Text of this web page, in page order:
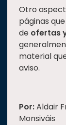
Otro
páginas
de ofertas
material
aviso.
Por:Aldair
Monsiváis